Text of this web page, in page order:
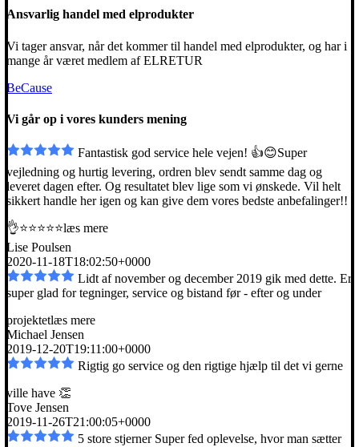
Ansvarlig handel med elprodukter
Vi tager ansvar, når det kommer til handel med elprodukter, og har i
mange år været medlem af ELRETUR
BeCause
Vi går op i vores kunders mening
Fantastisk god service hele vejen! 👍😊Super
vejledning og hurtig levering, ordren blev sendt samme dag og
leveret dagen efter. Og resultatet blev lige som vi ønskede. Vil helt
sikkert handle her igen og kan give dem vores bedste anbefalinger!!
👌⭐️⭐️⭐️⭐️⭐️læs mere
Lise Poulsen
2020-11-18T18:02:50+0000
Lidt af november og december 2019 gik med dette. Er
super glad for tegninger, service og bistand før - efter og under
projektetlæs mere
Michael Jensen
2019-12-20T19:11:00+0000
Rigtig go service og den rigtige hjælp til det vi gerne
ville have 👏
Tove Jensen
2019-11-26T21:00:05+0000
5 store stjerner Super fed oplevelse, hvor man sætter